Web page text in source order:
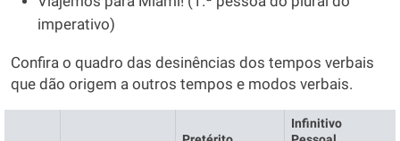
imperativo)
Confira o quadro das desinências dos tempos verbais
que dão origem a outros tempos e modos verbais.
Infinitivo